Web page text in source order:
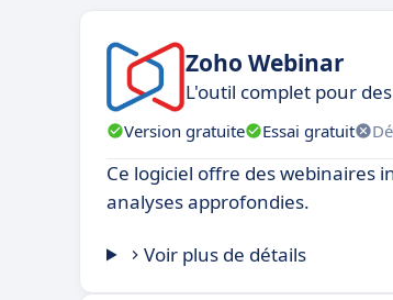
Zoho Webinar
L'outil complet pour
Version gratuite Essai gratuit
Ce logiciel offre des webinaires
analyses approfondies.
Voir plus de détails